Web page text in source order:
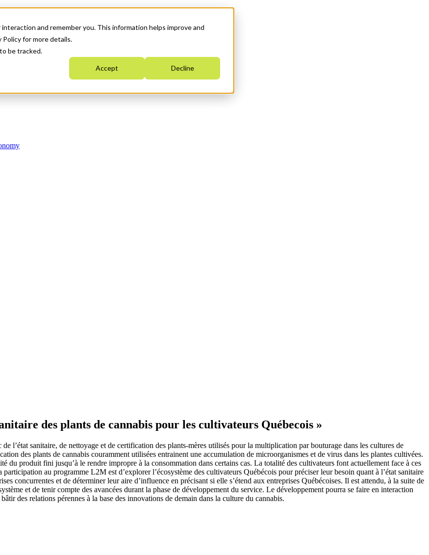
and remember you. This information helps improve and
Policy for more details.
be tracked.
Accept Decline
des plants de cannabis pour les cultivateurs Québecois »
l’état sanitaire, de nettoyage et de certification des plants-mères utilisés pour la multiplication par bouturage dans les cultures de
des plants de cannabis couramment utilisées entrainent une accumulation de microorganismes et de virus dans les plantes cultivées.
du produit fini jusqu’à le rendre impropre à la consommation dans certains cas. La totalité des cultivateurs font actuellement face à ces
au programme L2M est d’explorer l’écosystème des cultivateurs Québécois pour préciser leur besoin quant à l’état sanitaire
concurrentes et de déterminer leur aire d’influence en précisant si elle s’étend aux entreprises Québécoises. Il est attendu, à la suite de
et de tenir compte des avancées durant la phase de développement du service. Le développement pourra se faire en interaction
des relations pérennes à la base des innovations de demain dans la culture du cannabis.